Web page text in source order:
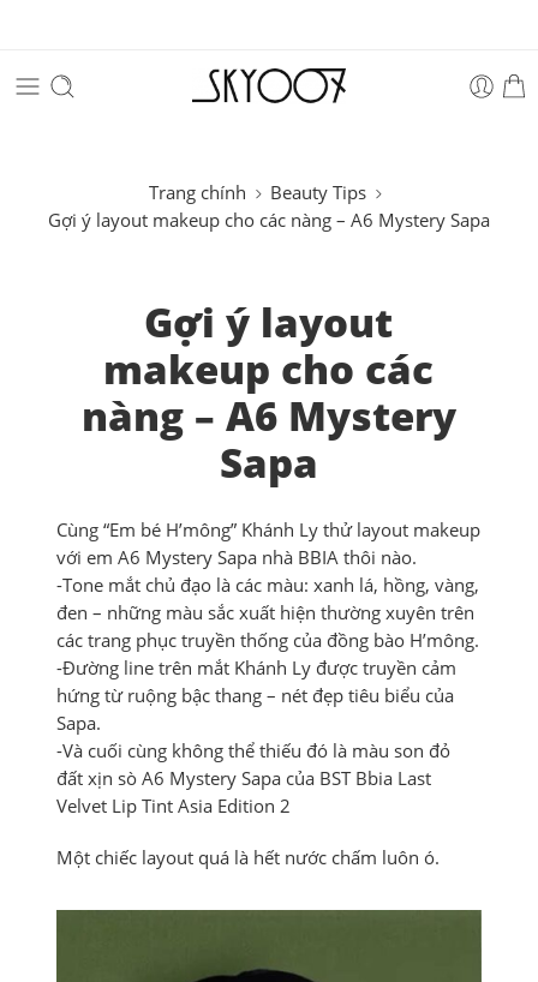
Trang chính
Beauty Tips
Gợi ý layout makeup cho các nàng – A6 Mystery Sapa
Gợi ý layout
makeup cho các
nàng – A6 Mystery
Sapa
Cùng “Em bé H’mông” Khánh Ly thử layout makeup
với em A6 Mystery Sapa nhà BBIA thôi nào.
-Tone mắt chủ đạo là các màu: xanh lá, hồng, vàng,
đen – những màu sắc xuất hiện thường xuyên trên
các trang phục truyền thống của đồng bào H’mông.
-Đường line trên mắt Khánh Ly được truyền cảm
hứng từ ruộng bậc thang – nét đẹp tiêu biểu của
Sapa.
-Và cuối cùng không thể thiếu đó là màu son đỏ
đất xịn sò A6 Mystery Sapa của BST Bbia Last
Velvet Lip Tint Asia Edition 2
Một chiếc layout quá là hết nước chấm luôn ó.